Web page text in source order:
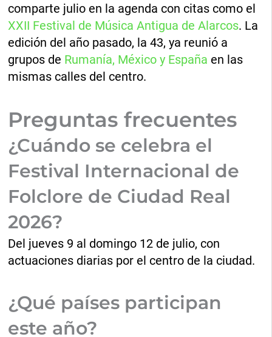
comparte julio en la agenda con citas como el
XXII Festival de Música Antigua de Alarcos. La
edición del año pasado, la 43, ya reunió a
grupos de Rumanía, México y España en las
mismas calles del centro.
Preguntas frecuentes
¿Cuándo se celebra el
Festival Internacional de
Folclore de Ciudad Real
2026?
Del jueves 9 al domingo 12 de julio, con
actuaciones diarias por el centro de la ciudad.
¿Qué países participan
este año?